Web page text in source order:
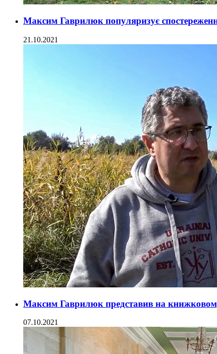
Максим Гаврилюк популяризує
21.10.2021
Максим Гаврилюк представив на
07.10.2021